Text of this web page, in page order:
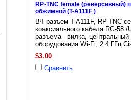
RP-TNC female (реверсивный)
обжимной (T-A111F )
ВЧ разъем T-A111F, RP TNC
коаксиального кабеля RG-58
разъема - вилка, центральный
оборудования Wi-Fi, 2.4 ГГц
$3.00
Сравнить